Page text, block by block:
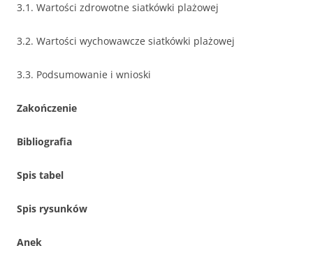
3.1. Wartości zdrowotne siatkówki plażowej
3.2. Wartości wychowawcze siatkówki plażowej
3.3. Podsumowanie i wnioski
Zakończenie
Bibliografia
Spis tabel
Spis rysunków
Anek